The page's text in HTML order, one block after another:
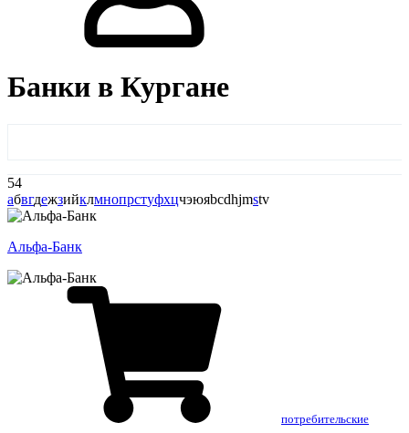
Банки в Кургане
54
абвгдежзийклмнопрстуфхцчэюяbcdhjmstv
Альфа-Банк
потребительские